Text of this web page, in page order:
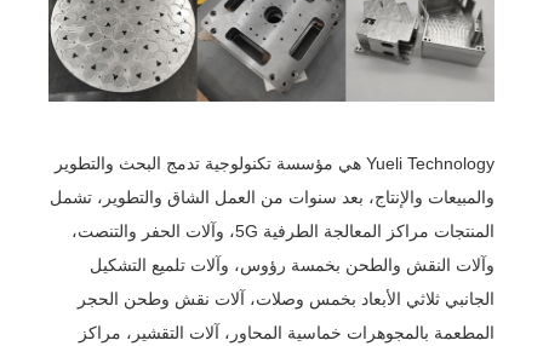
Yueli Technology هي مؤسسة تكنولوجية تدمج البحث والتطوير
والمبيعات والإنتاج، بعد سنوات من العمل الشاق والتطوير، تشمل
المنتجات مراكز المعالجة الطرفية 5G، وآلات الحفر والتنصت،
وآلات النقش والطحن بخمسة رؤوس، وآلات تلميع التشكيل
الجانبي ثلاثي الأبعاد بخمس وصلات، آلات نقش وطحن الحجر
المطعمة بالمجوهرات خماسية المحاور، آلات التقشير، مراكز